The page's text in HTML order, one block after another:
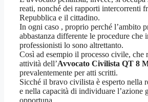
reati, nonché dei rapporti intercorrenti
Repubblica e il cittadino.
In ogni caso , proprio perché l’ambito
abbastanza differente le procedure che
professionisti lo sono altrettanto.
Così ad esempio il processo civile, che
attività dell’Avvocato Civilista QT 8
prevalentemente per atti scritti.
Sicché il bravo civilista è esperto nella
e nella capacità di individuare l’azione